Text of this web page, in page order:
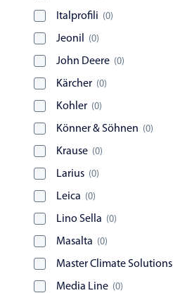
Italprofili (0)
Jeonil (0)
John Deere (0)
Kärcher (0)
Kohler (0)
Könner & Söhnen (0)
Krause (0)
Larius (0)
Leica (0)
Lino Sella (0)
Masalta (0)
Master Climate Solutions
Media Line (0)